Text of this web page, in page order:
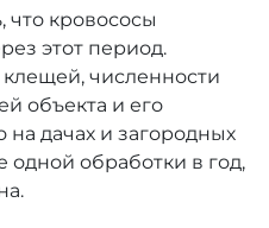
что кровососы
этот период.
численности
объекта и его
на дачах и загородных
одной обработки в год,